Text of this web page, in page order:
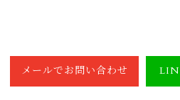
メールでお問い合わせ